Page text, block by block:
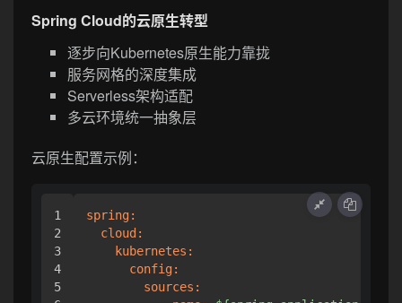
Spring Cloud的云原生转型
逐步向Kubernetes原生能力靠拢
服务网格的深度集成
Serverless架构适配
多云环境统一抽象层
云原生配置示例：
1
2
3
4
5
spring:
cloud:
kubernetes:
config:
sources: